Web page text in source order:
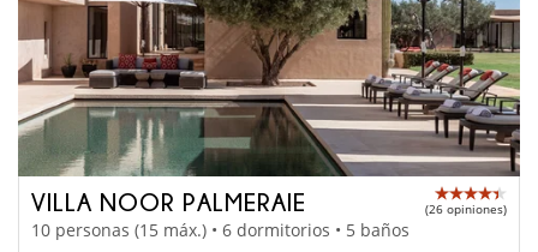
VILLA NOOR PALMERAIE (26 opiniones)
10 personas (15 máx.) • 6 dormitorios • 5 baños